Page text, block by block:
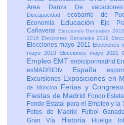
Area
Danza De
Discapacidad ecobarrio de
Economía Educación Eje
Cañaveral
Elecciones Generales 2015
2016 Elecciones Generales 2019
Elecciones mayo 2011 Elecciones
mayo 2019
Elecciones mayo 2021
Empleo EMT enbicipormadrid
esMADRIDtv España
Excursiones Exposiciones en
de Moncloa
Ferias y
Fiestas de Madrid Fondo
Fondo Estatal para el Empleo y la
Fotos de Madrid
Fútbol
Gran Vía Historia Huelga